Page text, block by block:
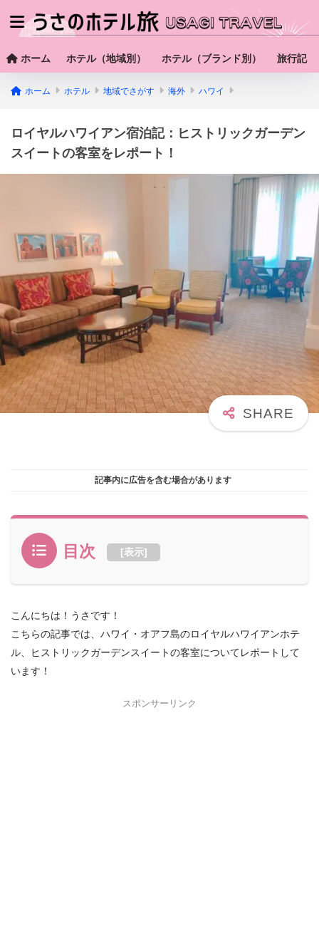
ホーム ホテル（地域別） ホテル（ブランド別） 旅行記
ホーム ホテル 地域でさがす 海外 ハワイ
ロイヤルハワイアン宿泊記：ヒストリックガーデン
スイートの客室をレポート！
記事内に広告を含む場合があります
目次 [表示]
こんにちは！うさです！
こちらの記事では、ハワイ・オアフ島のロイヤルハワイアンホテ
ル、ヒストリックガーデンスイートの客室についてレポートして
います！
スポンサーリンク